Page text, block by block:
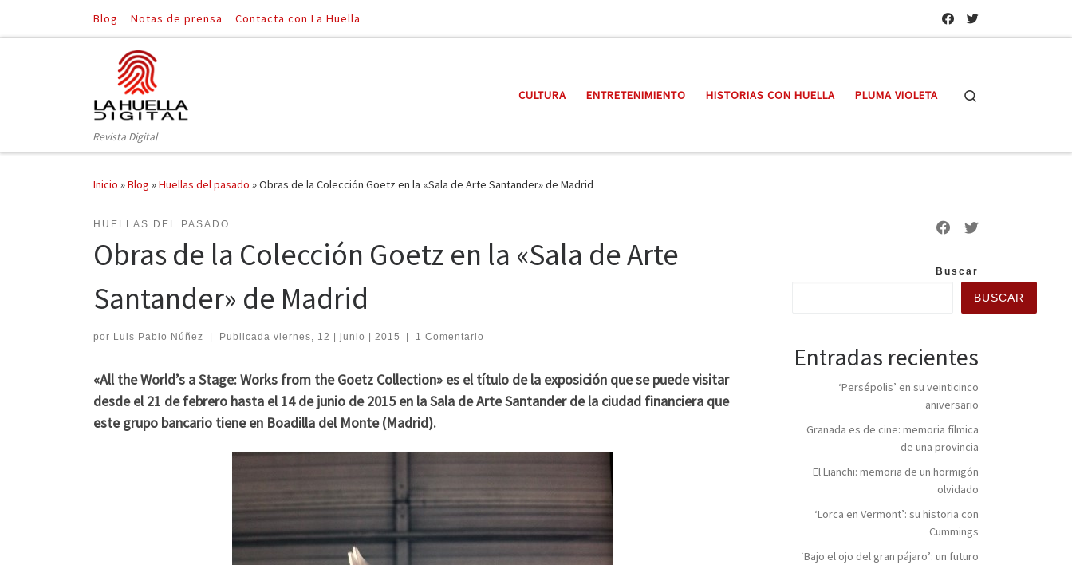
Saltar al contenido
Blog Notas de prensa Contacta con La Huella
Revista Digital
CULTURA ENTRETENIMIENTO HISTORIAS CON HUELLA PLUMA VIOLETA
Inicio »Blog »Huellas del pasado »Obras de la Colección Goetz en la «Sala de Arte Santander» de Madrid
HUELLAS DEL PASADO
Obras de la Colección Goetz en la «Sala de Arte
Santander» de Madrid
por Luis Pablo Núñez Publicada viernes, 12 | junio | 2015 1 Comentario
«All the World’s a Stage: Works from the Goetz Collection» es el título de la exposición que se puede visitar
desde el 21 de febrero hasta el 14 de junio de 2015 en la Sala de Arte Santander de la ciudad financiera que
este grupo bancario tiene en Boadilla del Monte (Madrid).
Buscar
BUSCAR
Entradas recientes
‘Persépolis’ en su veinticinco
aniversario
Granada es de cine: memoria fílmica
de una provincia
El Lianchi: memoria de un hormigón
olvidado
‘Lorca en Vermont’: su historia con
Cummings
‘Bajo el ojo del gran pájaro’: un futuro